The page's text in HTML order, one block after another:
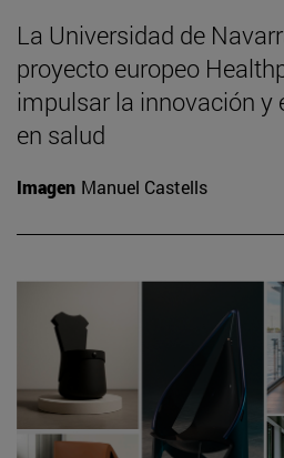
La Universidad de
proyecto europeo
impulsar la innovación y
en salud
Imagen Manuel Castells